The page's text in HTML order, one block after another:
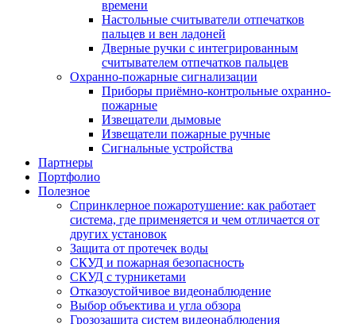
времени
Настольные считыватели отпечатков
пальцев и вен ладоней
Дверные ручки с интегрированным
считывателем отпечатков пальцев
Охранно-пожарные сигнализации
Приборы приёмно-контрольные охранно-
пожарные
Извещатели дымовые
Извещатели пожарные ручные
Сигнальные устройства
Партнеры
Портфолио
Полезное
Спринклерное пожаротушение: как работает
система, где применяется и чем отличается от
других установок
Защита от протечек воды
СКУД и пожарная безопасность
СКУД с турникетами
Отказоустойчивое видеонаблюдение
Выбор объектива и угла обзора
Грозозащита систем видеонаблюдения